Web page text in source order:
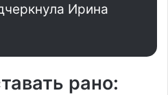
Ирина
рано: